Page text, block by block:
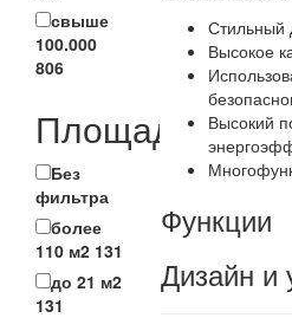
свыше
100.000
806
Площадь
Без
фильтра
более
110 м2 131
до 21 м2
131
Стильный
Высокое
Высокий
Функции
Дизайн и